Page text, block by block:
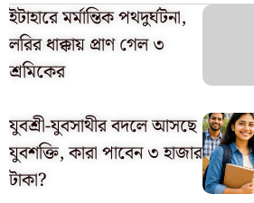
ইটাহারে মর্মান্তিক পথদুর্ঘটনা,
লরির ধাক্কায় প্রাণ গেল ৩
শ্রমিকের
যুবশ্রী-যুবসাথীর বদলে আসছে
যুবশক্তি, কারা পাবেন ৩ হাজার
টাকা?